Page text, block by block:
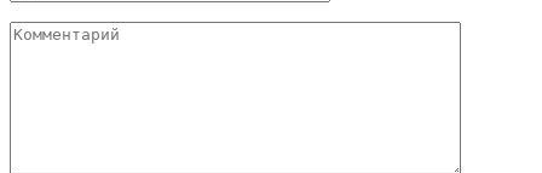
Комментарий